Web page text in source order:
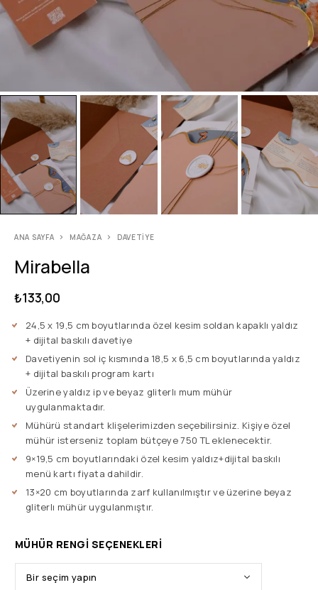
ANA SAYFA MAĞAZA DAVETIYE
Mirabella
₺133,00
24,5 x 19,5 cm boyutlarında özel kesim soldan kapaklı yaldız
+ dijital baskılı davetiye
Davetiyenin sol iç kısmında 18,5 x 6,5 cm boyutlarında yaldız
+ dijital baskılı program kartı
Üzerine yaldız ip ve beyaz gliterlı mum mühür
uygulanmaktadır.
Mühürü standart klişelerimizden seçebilirsiniz. Kişiye özel
mühür isterseniz toplam bütçeye 750 TL eklenecektir.
9×19,5 cm boyutlarındaki özel kesim yaldız+dijital baskılı
menü kartı fiyata dahildir.
13×20 cm boyutlarında zarf kullanılmıştır ve üzerine beyaz
gliterlı mühür uygulanmıştır.
MÜHÜR RENGI SEÇENEKLERI